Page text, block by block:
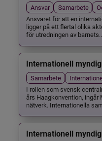
Ansvar Samarbete
Ansvaret för att en
ligger på ett flertal olika
för utredningen av
Internationell
Samarbete
I rollen som svensk
års Haagkonvention, ingår
nätverk. Internationella
Internationell